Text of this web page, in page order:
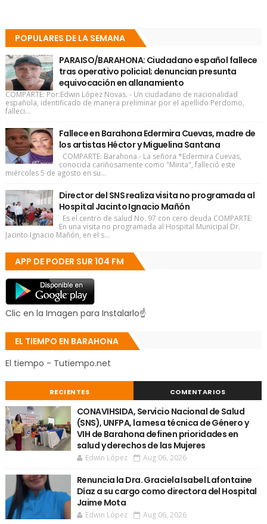
POPULARES DE LA SEMANA
PARAISO/BARAHONA: Ciudadano español fallece
tras operativo policial; denuncian presunta
equivocación en allanamiento
COMPARTE: Por:Edwin López Novas. - Un ciudadano de nacionalidad
española, identificado de manera preliminar por el apellido Perdomo,
falleci...
Fallece en Barahona Edermira Cuevas, madre de
los artistas Héctor y Miguelina Santana
COMPARTE: Barahona.- La señora *Edermira Cuevas,
conocida cariñosamente como "Mirita", falleció este
miércoles 5 de agosto en su...
Director del SNS realiza visita no programada al
Hospital Jacinto Ignacio Mañón
Es el centro de salud No. 97 con cero deuda COMPARTE:
En una visita no programada al Hospital Municipal Dr.
Jacinto Ignacio Mañón, en el s...
APP DE PODER SUR 104 FM
Clic en la Imagen para Instalarlo☝
EL TIEMPO EN BARAHONA
El tiempo - Tutiempo.net
RECIENTES COMENTARIOS
CONAVIHSIDA, Servicio Nacional de Salud
(SNS), UNFPA, la mesa técnica de Género y
VIH de Barahona definen prioridades en
salud y derechos de las Mujeres
Edwin López Aug 06, 2026
Renuncia la Dra. Graciela Isabel Lafontaine
Díaz a su cargo como directora del Hospital
Jaime Mota
Edwin López Aug 06, 2026